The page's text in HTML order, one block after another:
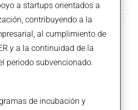
a startups orientados a
contribuyendo a la
al cumplimiento de
y a la continuidad de la
periodo subvencionado.
de incubación y